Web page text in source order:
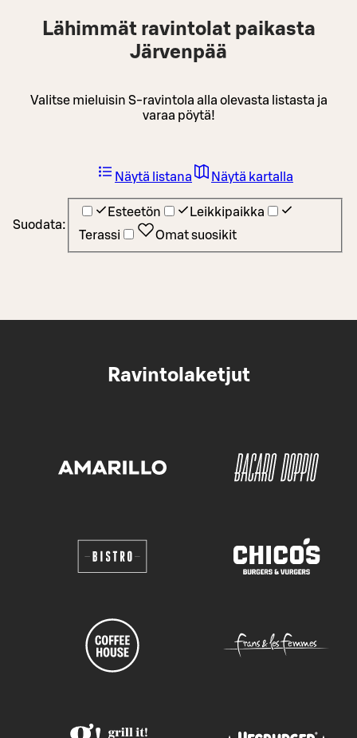
Lähimmät ravintolat paikasta
Järvenpää
Valitse mieluisin S-ravintola alla olevasta listasta ja
varaa pöytä!
Suodata:
Esteetön
Leikkipaikka
Terassi
Omat suosikit
Näytä listana Näytä kartalla
Ravintolaketjut